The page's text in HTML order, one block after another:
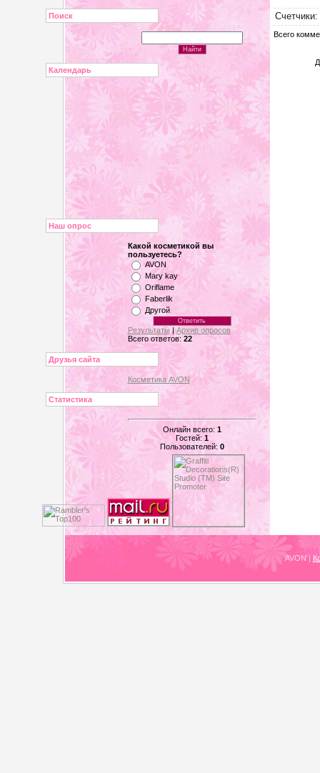
Поиск
Календарь
Наш опрос
Какой косметикой вы
пользуетесь?
AVON
Mary kay
Oriflame
Faberlik
Другой
Результаты |Архив опросов
Всего ответов: 22
Друзья сайта
Косметика AVON
Статистика
Онлайн всего: 1
Гостей: 1
Пользователей: 0
Счетчики:
Всего
AVON|